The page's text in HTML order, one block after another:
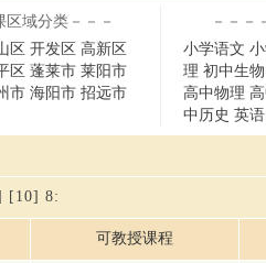
区域分类－－－
区 开发区 高新区
区 蓬莱市 莱阳市
市 海阳市 招远市
－－－
小学语文
理 初中生物
高中物理
中历史 英
[10] 8:
可教授课程